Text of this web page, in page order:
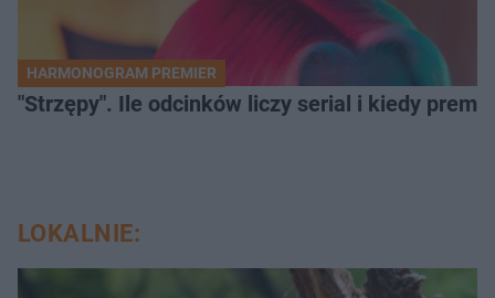
HARMONOGRAM PREMIER
"Strzępy". Ile odcinków liczy serial i kiedy
LOKALNIE: